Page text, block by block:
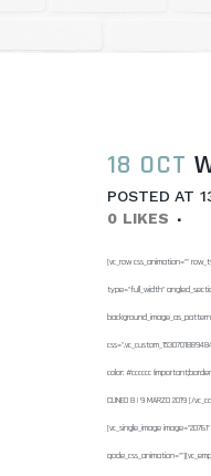
18 OCT
POSTED AT
0 LIKES
[vc_row css_animation=""
type="full_width"
color: #cccccc
CUNEO 8 | 9 MARZO 2019 [/
[vc_single_image